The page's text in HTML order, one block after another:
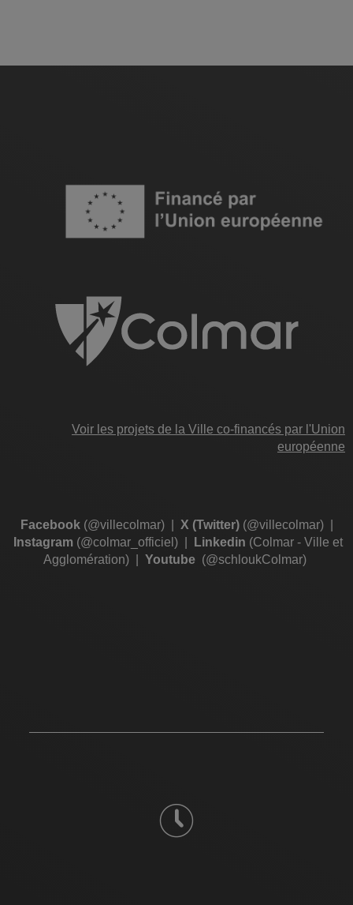
Image
Voir les projets de la Ville co-financés par l'Union
européenne
Facebook(@villecolmar)| X (Twitter)(@villecolmar)|
Instagram (@colmar_officiel) Linkedin (Colmar - Ville et
Agglomération)
Youtube (@schloukColmar)